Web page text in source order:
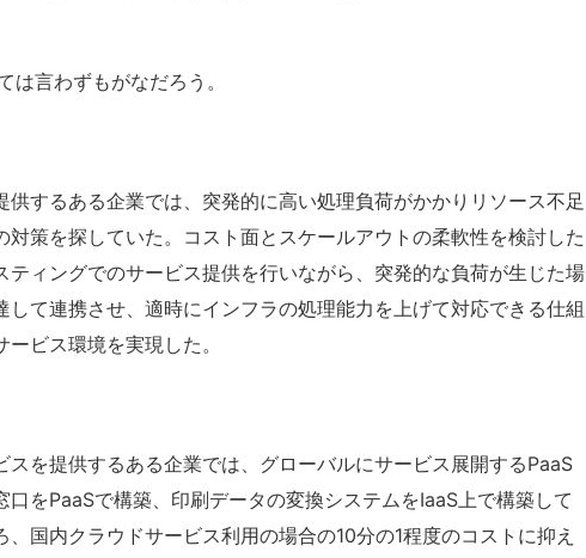
言わずもがなだろう。
するある企業では、突発的に高い処理負荷がかかりリソース不足
対策を探していた。コスト面とスケールアウトの柔軟性を検討した
ティングでのサービス提供を行いながら、突発的な負荷が生じた場
して連携させ、適時にインフラの処理能力を上げて対応できる仕組
ビス環境を実現した。
を提供するある企業では、グローバルにサービス展開するPaaS
口をPaaSで構築、印刷データの変換システムをIaaS上で構築して
国内クラウドサービス利用の場合の10分の1程度のコストに抑え